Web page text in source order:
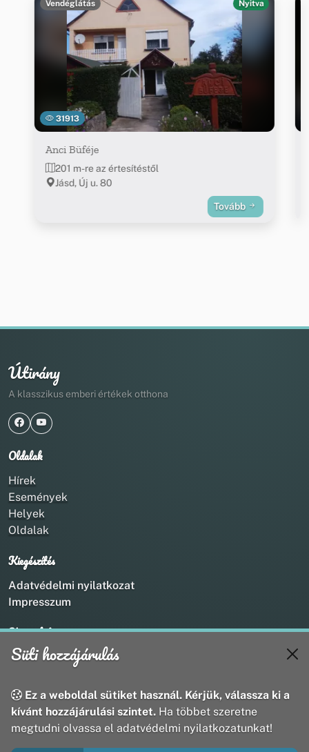
31913
Vendéglátás Nyitva
Anci Büféje
201 m-re az értesítéstől
Jásd, Új u. 80
Tovább
Útirány
A klasszikus emberi értékek otthona
Oldalak
Hírek
Események
Helyek
Oldalak
Kiegészítés
Adatvédelmi nyilatkozat
Impresszum
Kapcsolat
+36 20 211 1888
webmaster@utirany.hu
8419 Csesznek, Vasút u.18.
Süti hozzájárulás
Ez a weboldal sütiket használ. Kérjük, válassza ki a
kívánt hozzájárulási szintet. Ha többet szeretne
megtudni olvassa el adatvédelmi nyilatkozatunkat!